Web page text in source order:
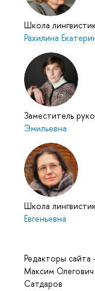
Школа
Рахилина
Заместитель
Эмильевна
Школа
Евгеньевна
Редакторы
Максим Олегович
Сатдаров